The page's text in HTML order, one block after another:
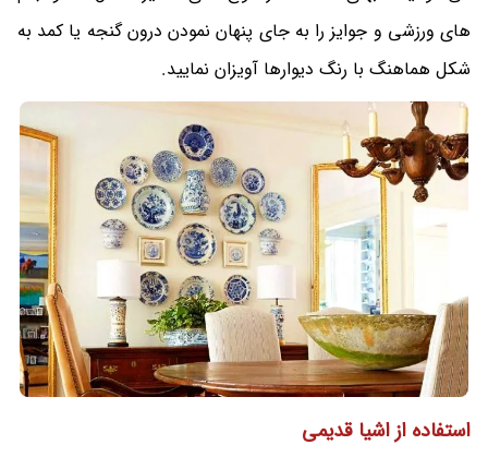
های ورزشی و جوایز را به جای پنهان نمودن درون گنجه یا کمد به
شکل هماهنگ با رنگ دیوارها آویزان نمایید.
استفاده از اشیا قدیمی